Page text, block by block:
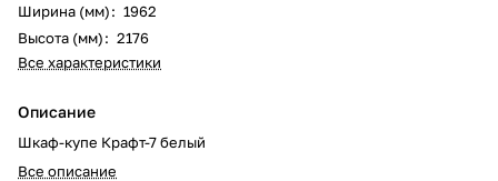
Ширина (мм): 1962
Высота (мм): 2176
Все характеристики
Описание
Шкаф-купе Крафт-7 белый
Все описание